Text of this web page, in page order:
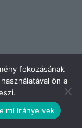
fokozásának
ön a
irányelvek